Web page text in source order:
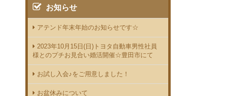
お知らせ
アテンド年末年始のお知らせです☆
2023年10月15日(日)トヨタ自動車男性社員
様とのプチお見合い婚活開催☆豊田市にて
お試し入会♪をご用意しました！
お盆休みについて